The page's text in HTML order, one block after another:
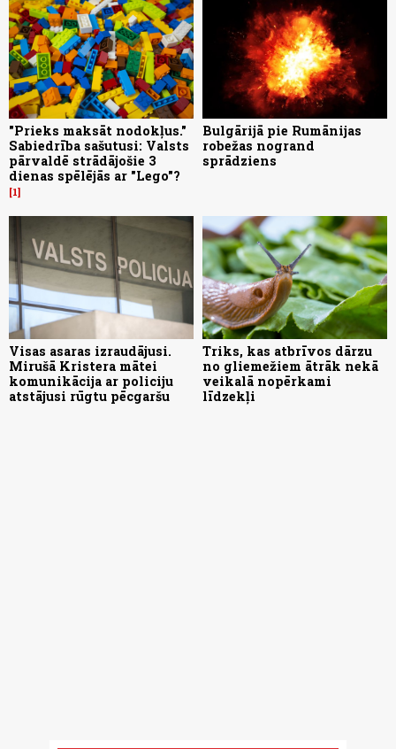
"Prieks maksāt nodokļus."
Sabiedrība sašutusi: Valsts
pārvaldē strādājošie 3
dienas spēlējās ar "Lego"?
1
Bulgārijā pie Rumānijas
robežas nogrand
sprādziens
Visas asaras izraudājusi.
Mirušā Kristera mātei
komunikācija ar policiju
atstājusi rūgtu pēcgaršu
Triks, kas atbrīvos dārzu
no gliemežiem ātrāk nekā
veikalā nopērkami
līdzekļi